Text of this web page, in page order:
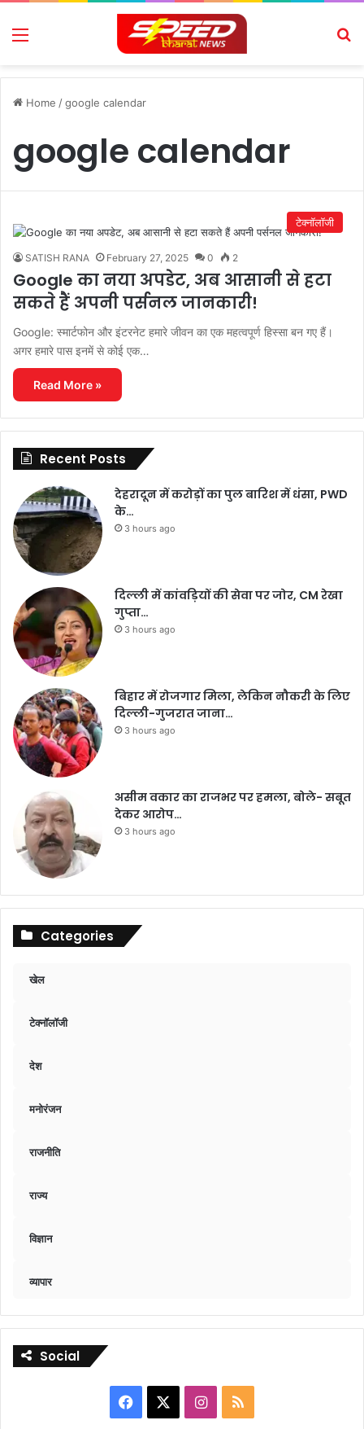
Menu
Home /google calendar
google calendar
टेक्नॉलॉजी
SATISH RANA February 27, 2025 0 2
Google का नया अपडेट, अब आसानी से हटा
सकते हैं अपनी पर्सनल जानकारी!
Google: स्मार्टफोन और इंटरनेट हमारे जीवन का एक महत्वपूर्ण हिस्सा बन गए हैं।
अगर हमारे पास इनमें से कोई एक…
Read More »
Recent Posts
देहरादून में करोड़ों का पुल बारिश में धंसा, PWD
के…
3 hours ago
दिल्ली में कांवड़ियों की सेवा पर जोर, CM रेखा
गुप्ता…
3 hours ago
बिहार में रोजगार मिला, लेकिन नौकरी के लिए
दिल्ली-गुजरात जाना…
3 hours ago
असीम वकार का राजभर पर हमला, बोले- सबूत
देकर आरोप…
3 hours ago
Categories
खेल
टेक्नॉलॉजी
देश
मनोरंजन
राजनीति
राज्य
विज्ञान
व्यापार
Social
Facebook Instagram
RSS